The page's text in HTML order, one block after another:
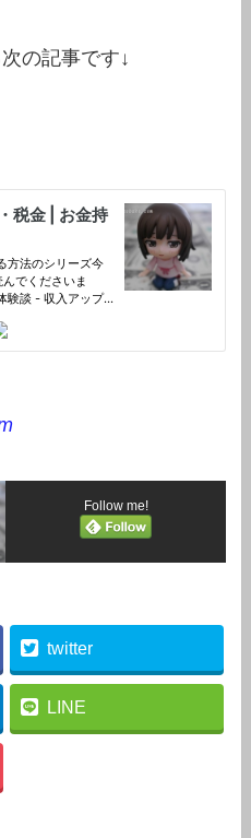
の記事です↓
Follow me!
twitter
LINE